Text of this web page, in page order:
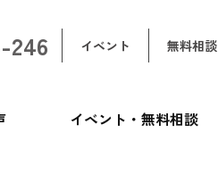
246 イベント 無料相談
イベント・無料相談